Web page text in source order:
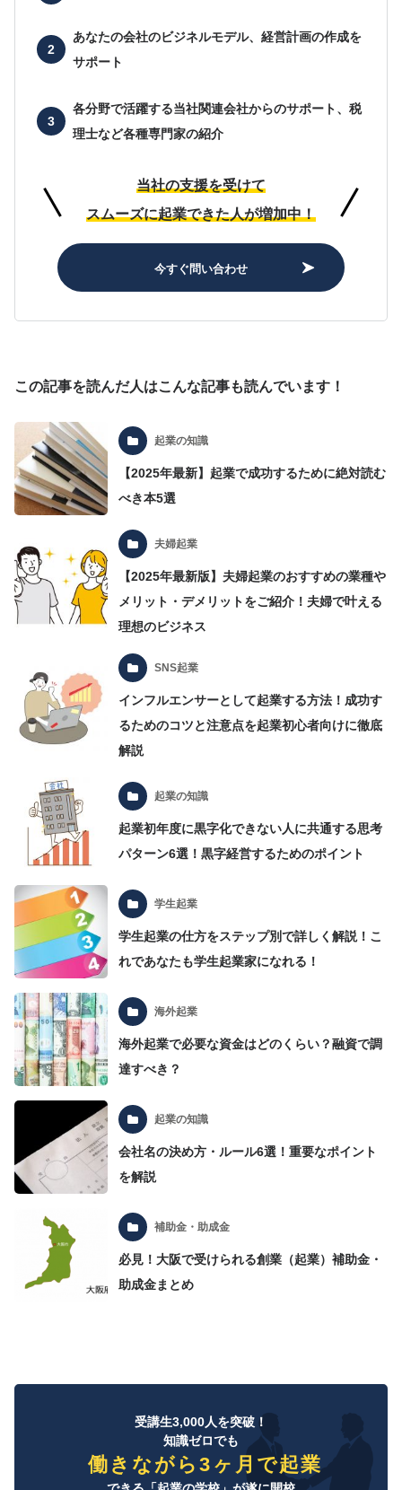
あなたの会社のビジネルモデル、経営計画の作成を
サポート
各分野で活躍する当社関連会社からのサポート、 税
理士など各種専門家の紹介
当社の支援を受けて
スムーズに起業できた人が増加中！
今すぐ問い合わせ
この記事を読んだ人はこんな記事も読んでいます！
起業の知識
【2025年最新】起業で成功するために絶対読む
べき本5選
夫婦起業
【2025年最新版】夫婦起業のおすすめの業種や
メリット・デメリットをご紹介！夫婦で叶える
理想のビジネス
SNS起業
インフルエンサーとして起業する方法！成功す
るためのコツと注意点を起業初心者向けに徹底
解説
起業の知識
起業初年度に黒字化できない人に共通する思考
パターン6選！黒字経営するためのポイント
学生起業
学生起業の仕方をステップ別で詳しく解説！こ
れであなたも学生起業家になれる！
海外起業
海外起業で必要な資金はどのくらい？融資で調
達すべき？
起業の知識
会社名の決め方・ルール6選！重要なポイント
を解説
補助金・助成金
必見！大阪で受けられる創業（起業）補助金・
助成金まとめ
受講生3,000人を突破！
知識ゼロでも
働きながら3ヶ月で起業